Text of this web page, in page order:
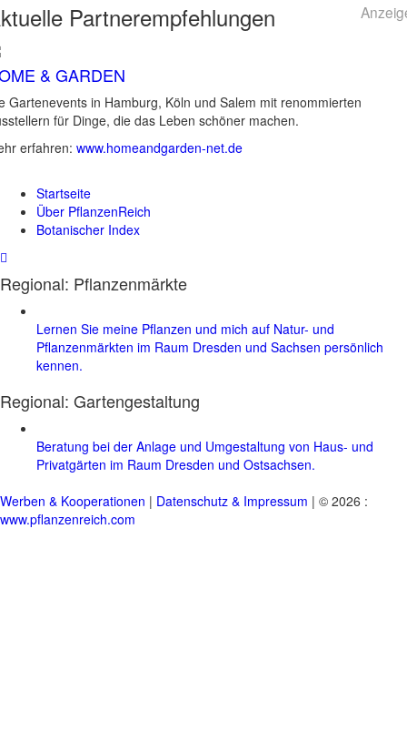
Partnerempfehlungen
& GARDEN
Gartenevents in Hamburg, Köln und Salem mit renommierten
für Dinge, die das Leben schöner machen.
erfahren: www.homeandgarden-net.de
Startseite
Über PflanzenReich
Botanischer Index
Regional: Pflanzenmärkte
Lernen Sie meine Pflanzen und mich auf Natur- und
Pflanzenmärkten im Raum Dresden und Sachsen persönlich
kennen.
Regional: Gartengestaltung
Beratung bei der Anlage und Umgestaltung von Haus- und
Privatgärten im Raum Dresden und Ostsachsen.
Werben & Kooperationen | Datenschutz & Impressum | © 2026 :
www.pflanzenreich.com